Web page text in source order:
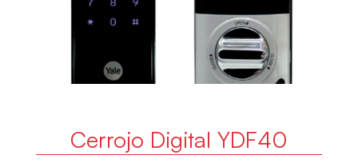
Cerrojo Digital YDF40